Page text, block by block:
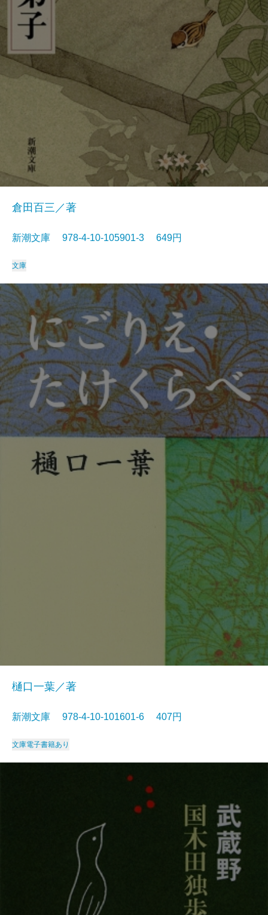
倉田百三／著
新潮文庫 978-4-10-105901-3 649円
文庫
樋口一葉／著
新潮文庫 978-4-10-101601-6 407円
文庫電子書籍あり